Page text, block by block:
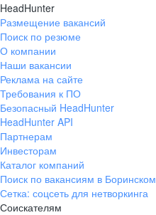
HeadHunter
Размещение вакансий
Поиск по резюме
О компании
Наши вакансии
Реклама на сайте
Требования к ПО
Безопасный HeadHunter
HeadHunter API
Партнерам
Инвесторам
Каталог компаний
Поиск по вакансиям в Боринском
Сетка: соцсеть для нетворкинга
Соискателям